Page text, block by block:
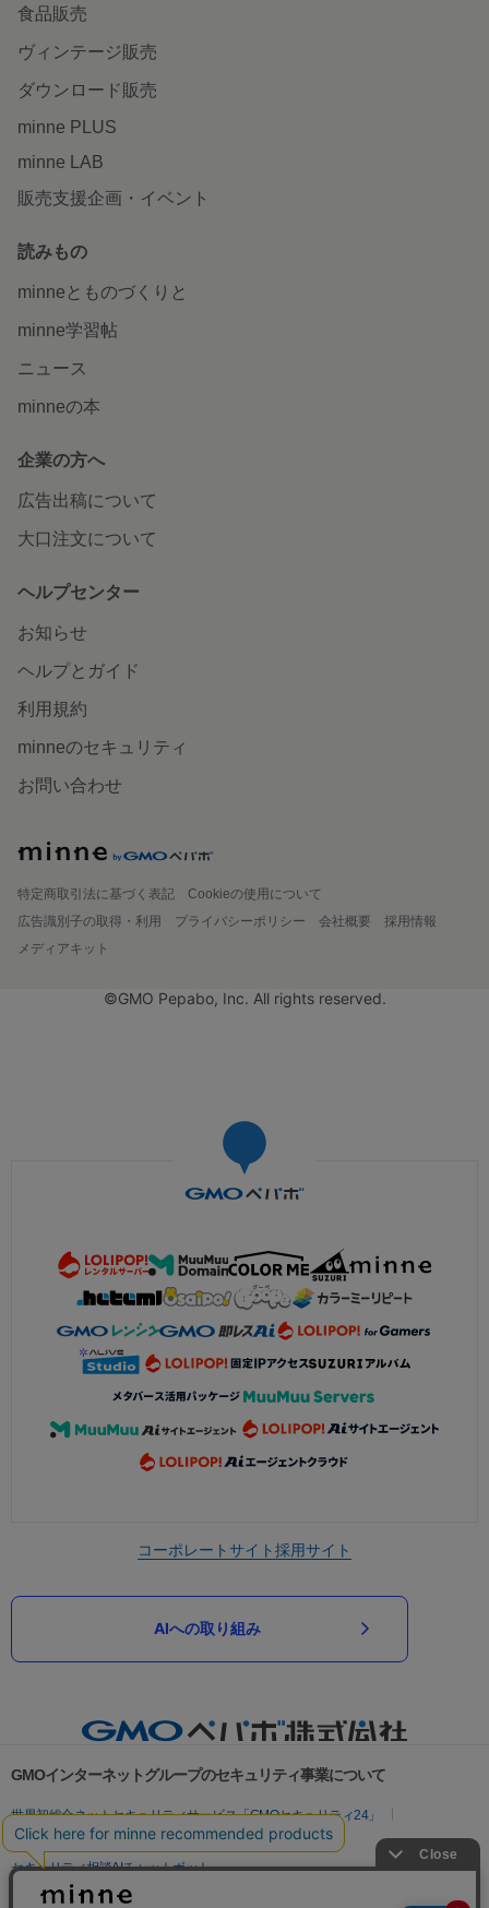
食品販売
ヴィンテージ販売
ダウンロード販売
minne PLUS
minne LAB
販売支援企画・イベント
読みもの
minneとものづくりと
minne学習帖
ニュース
minneの本
企業の方へ
広告出稿について
大口注文について
ヘルプセンター
お知らせ
ヘルプとガイド
利用規約
minneのセキュリティ
お問い合わせ
特定商取引法に基づく表記
Cookieの使用について
広告識別子の取得・利用
プライバシーポリシー 会社概要
採用情報
メディアキット
©GMO Pepabo, Inc. All rights reserved.
コーポレートサイト採用サイト
AIへの取り組み
GMOインターネットグループのセキュリティ事業について
世界初総合ネットセキュリティサービス「GMOセキュリティ24」
パスワード漏洩診断
Webサイトリスク診断
セキュリティ相談AIチャットボット
実在証明・盗聴対策